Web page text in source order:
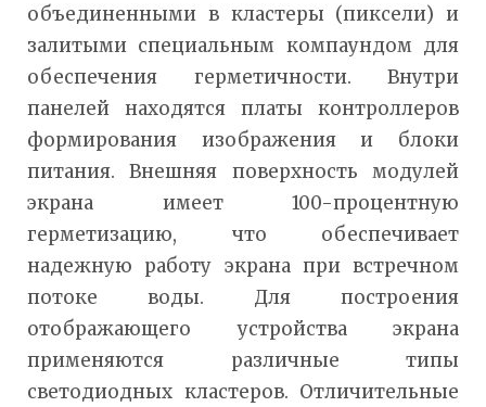
объединенными в кластеры (пиксели) и
залитыми специальным компаундом для
обеспечения герметичности. Внутри
панелей находятся платы контроллеров
формирования изображения и блоки
питания. Внешняя поверхность модулей
экрана имеет 100-процентную
герметизацию, что обеспечивает
надежную работу экрана при встречном
потоке воды. Для построения
отображающего устройства экрана
применяются различные типы
светодиодных кластеров. Отличительные